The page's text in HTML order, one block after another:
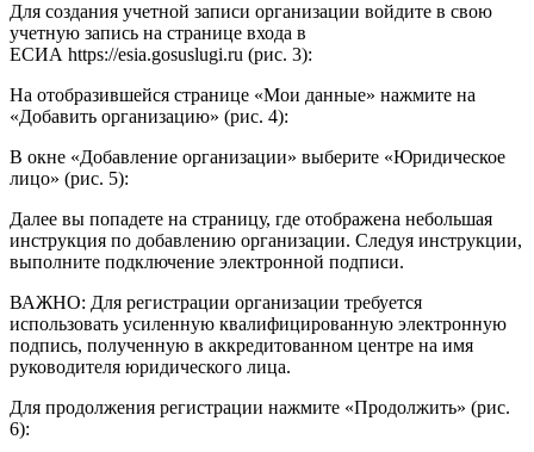
Для создания учетной записи организации войдите в свою
учетную запись на странице входа в
ЕСИА https://esia.gosuslugi.ru (рис. 3):
На отобразившейся странице «Мои данные» нажмите на
«Добавить организацию» (рис. 4):
В окне «Добавление организации» выберите «Юридическое
лицо» (рис. 5):
Далее вы попадете на страницу, где отображена небольшая
инструкция по добавлению организации. Следуя инструкции,
выполните подключение электронной подписи.
ВАЖНО: Для регистрации организации требуется
использовать усиленную квалифицированную электронную
подпись, полученную в аккредитованном центре на имя
руководителя юридического лица.
Для продолжения регистрации нажмите «Продолжить» (рис.
6):